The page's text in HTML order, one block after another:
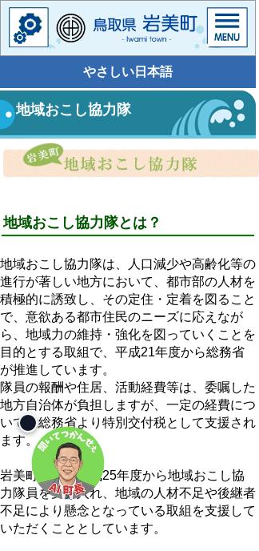
やさしい日本語
地域おこし協力隊
地域おこし協力隊とは？
地域おこし協力隊は、人口減少や高齢化等の
進行が著しい地方において、都市部の人材を
積極的に誘致し、その定住・定着を図ること
で、意欲ある都市住民のニーズに応えなが
ら、地域力の維持・強化を図っていくことを
目的とする取組で、平成21年度から総務省
が推進しています。
隊員の報酬や住居、活動経費等は、委嘱した
地方自治体が負担しますが、一定の経費につ
いては総務省より特別交付税として支援され
ます。
岩美町では、平成25年度から地域おこし協
力隊員を受け入れ、地域の人材不足や後継者
不足により懸念となっている取組を支援して
いただくこととしています。